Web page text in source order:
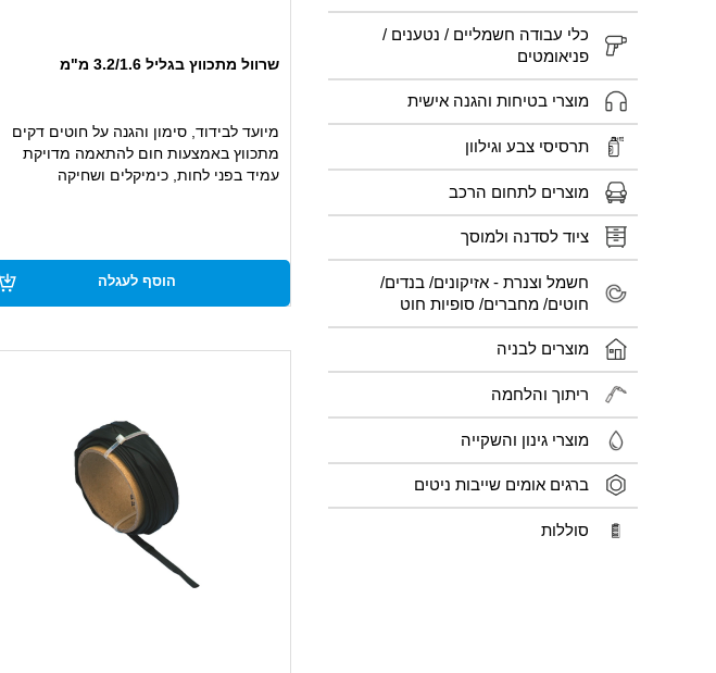
כלי עבודה חשמליים / נטענים /
פניאומטים
מוצרי בטיחות והגנה אישית
תרסיסי צבע וגילוון
מוצרים לתחום הרכב
ציוד לסדנה ולמוסך
חשמל וצנרת - אזיקונים/ בנדים/
חוטים/ מחברים/ סופיות חוט
מוצרים לבניה
ריתוך והלחמה
מוצרי גינון והשקייה
ברגים אומים שייבות ניטים
סוללות
שרוול מתכווץ בגליל 3.2/1.6 מ"מ
מיועד לבידוד, סימון והגנה על חוטים דקים
מתכווץ באמצעות חום להתאמה מדויקת
עמיד בפני לחות, כימיקלים ושחיקה
הוסף לעגלה